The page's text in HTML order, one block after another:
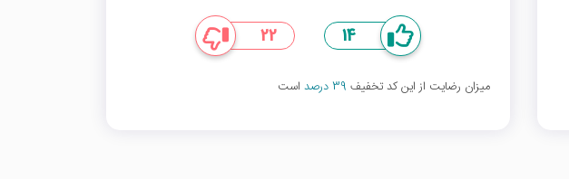
14
22
میزان رضایت از این کد تخفیف 39 درصد است